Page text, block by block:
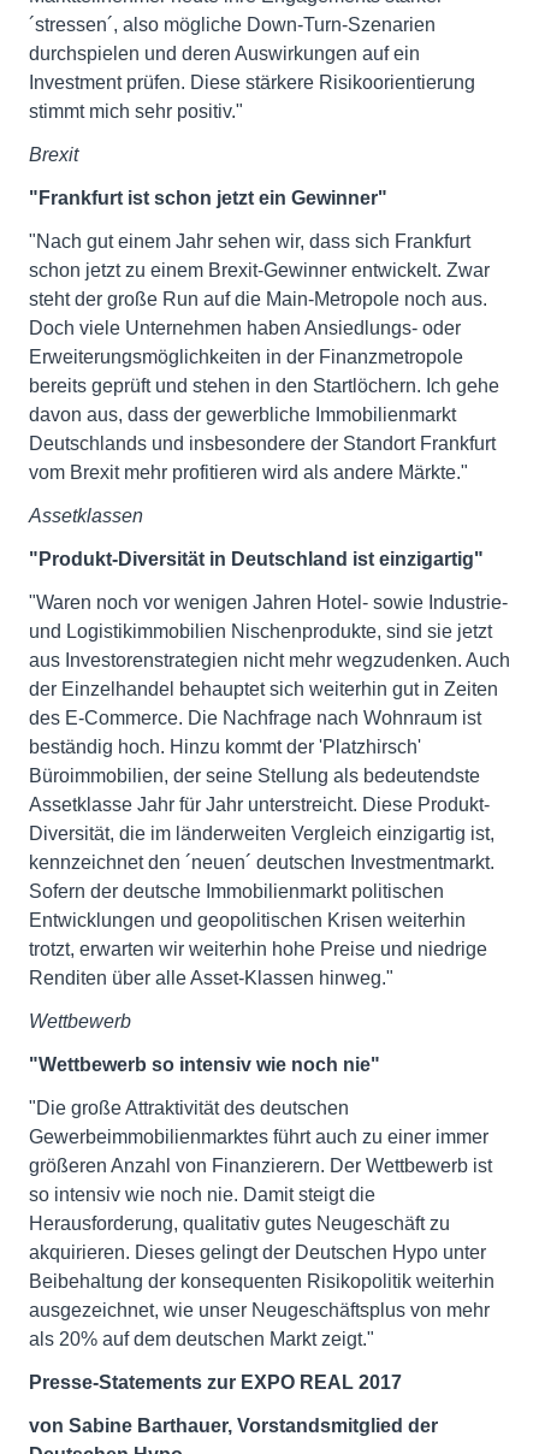
´stressen´, also mögliche Down-Turn-Szenarien
durchspielen und deren Auswirkungen auf ein
Investment prüfen. Diese stärkere Risikoorientierung
stimmt mich sehr positiv."
Brexit
"Frankfurt ist schon jetzt ein Gewinner"
"Nach gut einem Jahr sehen wir, dass sich Frankfurt
schon jetzt zu einem Brexit-Gewinner entwickelt. Zwar
steht der große Run auf die Main-Metropole noch aus.
Doch viele Unternehmen haben Ansiedlungs- oder
Erweiterungsmöglichkeiten in der Finanzmetropole
bereits geprüft und stehen in den Startlöchern. Ich gehe
davon aus, dass der gewerbliche Immobilienmarkt
Deutschlands und insbesondere der Standort Frankfurt
vom Brexit mehr profitieren wird als andere Märkte."
Assetklassen
"Produkt-Diversität in Deutschland ist einzigartig"
"Waren noch vor wenigen Jahren Hotel- sowie Industrie-
und Logistikimmobilien Nischenprodukte, sind sie jetzt
aus Investorenstrategien nicht mehr wegzudenken. Auch
der Einzelhandel behauptet sich weiterhin gut in Zeiten
des E-Commerce. Die Nachfrage nach Wohnraum ist
beständig hoch. Hinzu kommt der 'Platzhirsch'
Büroimmobilien, der seine Stellung als bedeutendste
Assetklasse Jahr für Jahr unterstreicht. Diese Produkt-
Diversität, die im länderweiten Vergleich einzigartig ist,
kennzeichnet den ´neuen´ deutschen Investmentmarkt.
Sofern der deutsche Immobilienmarkt politischen
Entwicklungen und geopolitischen Krisen weiterhin
trotzt, erwarten wir weiterhin hohe Preise und niedrige
Renditen über alle Asset-Klassen hinweg."
Wettbewerb
"Wettbewerb so intensiv wie noch nie"
"Die große Attraktivität des deutschen
Gewerbeimmobilienmarktes führt auch zu einer immer
größeren Anzahl von Finanzierern. Der Wettbewerb ist
so intensiv wie noch nie. Damit steigt die
Herausforderung, qualitativ gutes Neugeschäft zu
akquirieren. Dieses gelingt der Deutschen Hypo unter
Beibehaltung der konsequenten Risikopolitik weiterhin
ausgezeichnet, wie unser Neugeschäftsplus von mehr
als 20% auf dem deutschen Markt zeigt."
Presse-Statements zur EXPO REAL 2017
von Sabine Barthauer, Vorstandsmitglied der